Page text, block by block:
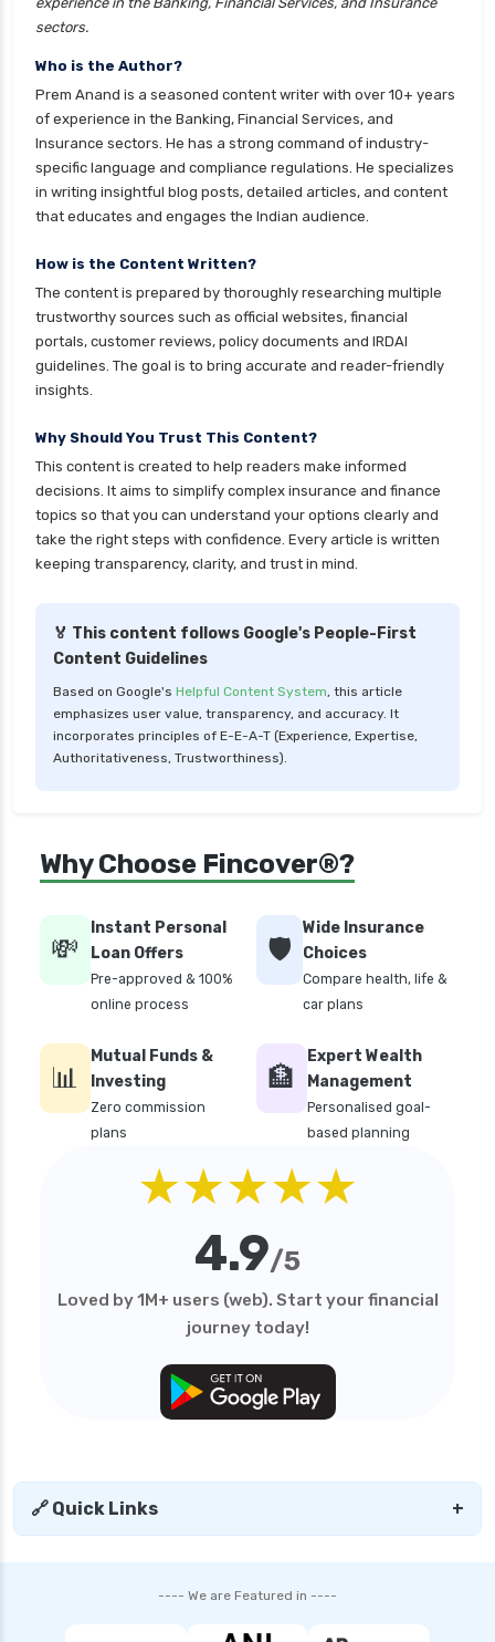
sectors.
Who is the Author?
Prem Anand is a seasoned content writer with over 10+ years
of experience in the Banking, Financial Services, and
Insurance sectors. He has a strong command of industry-
specific language and compliance regulations. He specializes
in writing insightful blog posts, detailed articles, and content
that educates and engages the Indian audience.
How is the Content Written?
The content is prepared by thoroughly researching multiple
trustworthy sources such as official websites, financial
portals, customer reviews, policy documents and IRDAI
guidelines. The goal is to bring accurate and reader-friendly
insights.
Why Should You Trust This Content?
This content is created to help readers make informed
decisions. It aims to simplify complex insurance and finance
topics so that you can understand your options clearly and
take the right steps with confidence. Every article is written
keeping transparency, clarity, and trust in mind.
🏅 This content follows Google's People-First
Content Guidelines
Based on Google's Helpful Content System, this article
emphasizes user value, transparency, and accuracy. It
incorporates principles of E-E-A-T (Experience, Expertise,
Authoritativeness, Trustworthiness).
Why Choose Fincover®?
💸
Instant Personal
Loan Offers
Pre-approved & 100%
online process
🛡️
Wide Insurance
Choices
Compare health, life &
car plans
📊
Mutual Funds &
Investing
Zero commission
plans
🏦
Expert Wealth
Management
Personalised goal-
based planning
★★★★★
4.9/5
Loved by 1M+ users (web). Start your financial
journey today!
🔗 Quick Links +
---- We are Featured in ----